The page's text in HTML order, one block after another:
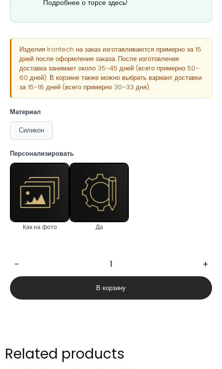
Подробнее о торсе здесь!
Изделия Irontech на заказ изготавливаются примерно за 15
дней после оформления заказа. После изготовления
доставка занимает около 35–45 дней (всего примерно 50–
60 дней). В корзине также можно выбрать вариант доставки
за 15–18 дней (всего примерно 30–33 дня).
Материал
Силикон
Персонализировать
Как на фото Да
товара
Flora
− +
В корзину
Related products